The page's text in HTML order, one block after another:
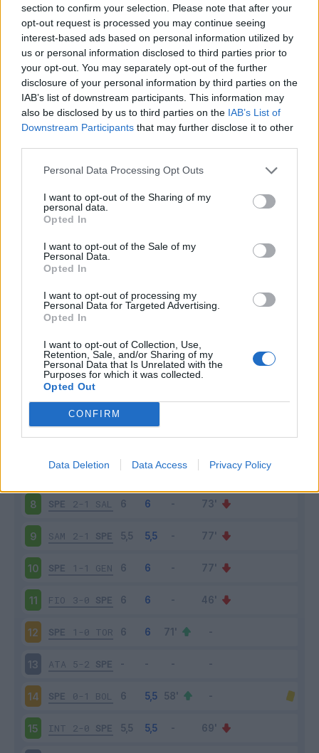
section to confirm your selection. Please note that after your
opt-out request is processed you may continue seeing
interest-based ads based on personal information utilized by
us or personal information disclosed to third parties prior to
your opt-out. You may separately opt-out of the further
disclosure of your personal information by third parties on the
IAB’s list of downstream participants. This information may
also be disclosed by us to third parties on the IAB’s List of
Downstream Participants that may further disclose it to other
Personal Data Processing Opt Outs
I want to opt-out of the Sharing of my
personal data.
Opted In
I want to opt-out of the Sale of my
Personal Data.
Opted In
I want to opt-out of processing my
Personal Data for Targeted Advertising.
Opted In
I want to opt-out of Collection, Use,
Retention, Sale, and/or Sharing of my
Personal Data that Is Unrelated with the
Purposes for which it was collected.
Opted Out
CONFIRM
Data Deletion Data Access Privacy Policy
6 - 15
Squalificato 0 - 0%
Infortunato 0 - 0
Inutilizzato 27 - 71%
Scarica riepilogo
stagionale
Giornata Entrato Bonus/Malus
VER 1-3 INT
SPE 0-1 UDI
VEN 1-2 SPE
2-3 JUV
6 SPE 1-2 MIL
VER 4-0 SPE
8 SPE 2-1 SAL
9 SAM 2-1 SPE
10 SPE 1-1 GEN
11 FIO 3-0 SPE
12 SPE 1-0 TOR
13 ATA 5-2 SPE
14 SPE 0-1 BOL
15 INT 2-0 SPE